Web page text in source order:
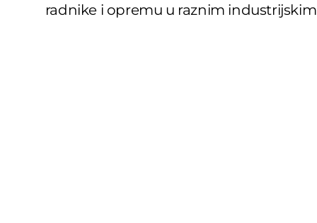
radnike i opremu u raznim